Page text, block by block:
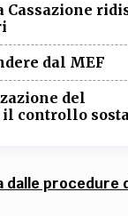
dal MEF
del
il controllo
procedure